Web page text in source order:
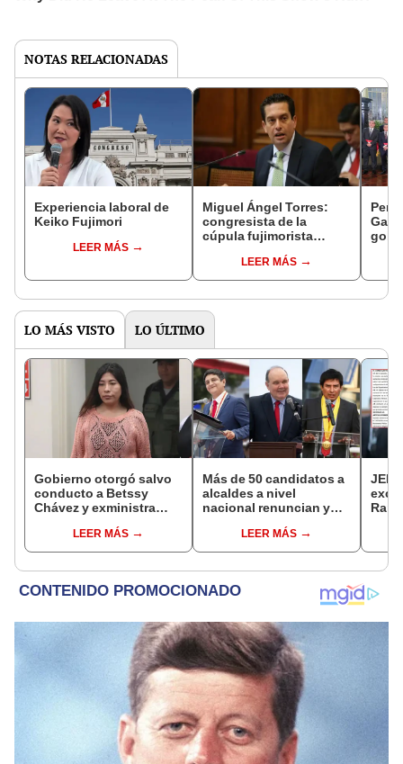
NOTAS RELACIONADAS
Experiencia laboral de
Keiko Fujimori
LEER MÁS
Miguel Ángel Torres:
congresista de la
cúpula fujimorista
del SenadoLEER MÁS
LO MÁS VISTO LO ÚLTIMO
Gobierno otorgó salvo
conducto a Betssy
Chávez y exministra
madrugadaLEER MÁS
Más de 50 candidatos a
alcaldes a nivel
nacional renuncian y
encubiertaLEER MÁS
JEE